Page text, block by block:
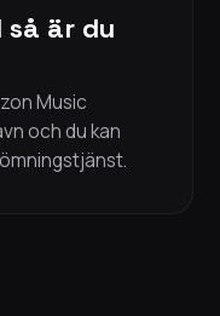
är du
Music
och du kan